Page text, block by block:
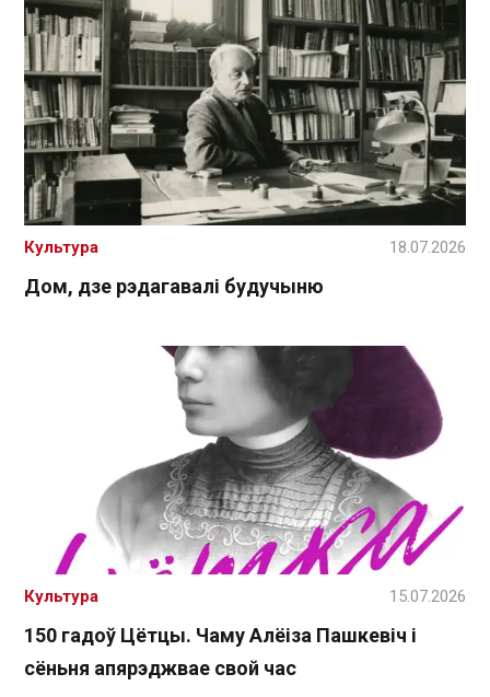
Дом, дзе рэдагавалі будучыню
Культура 18.07.2026
150 гадоў Цётцы. Чаму Алёіза Пашкевіч і
сёньня апярэджвае свой час
Культура 15.07.2026